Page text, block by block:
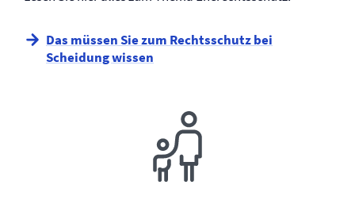
Das müssen Sie zum Rechtsschutz bei
Scheidung wissen